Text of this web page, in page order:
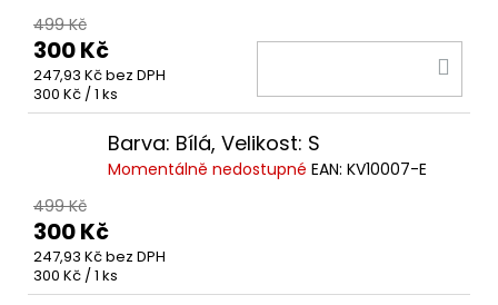
499 Kč
300 Kč
247,93 Kč bez DPH
Měrná
cena:
300 Kč / 1 ks
Barva: Bílá, Velikost: S
Momentálně nedostupné EAN: KV10007-E
499 Kč
300 Kč
247,93 Kč bez DPH
Měrná
cena:
300 Kč / 1 ks